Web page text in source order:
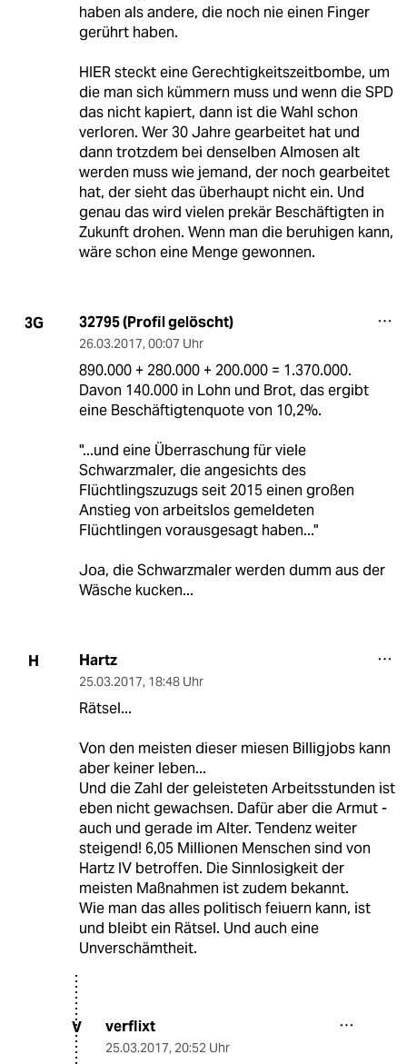
haben als andere, die noch nie einen Finger
gerührt haben.
HIER steckt eine Gerechtigkeitszeitbombe, um
die man sich kümmern muss und wenn die SPD
das nicht kapiert, dann ist die Wahl schon
verloren. Wer 30 Jahre gearbeitet hat und
dann trotzdem bei denselben Almosen alt
werden muss wie jemand, der noch gearbeitet
hat, der sieht das überhaupt nicht ein. Und
genau das wird vielen prekär Beschäftigten in
Zukunft drohen. Wenn man die beruhigen kann,
wäre schon eine Menge gewonnen.
3G 32795 (Profil gelöscht)
26.03.2017, 00:07 Uhr
890.000 + 280.000 + 200.000 = 1.370.000.
Davon 140.000 in Lohn und Brot, das ergibt
eine Beschäftigtenquote von 10,2%.
"...und eine Überraschung für viele
Schwarzmaler, die angesichts des
Flüchtlingszuzugs seit 2015 einen großen
Anstieg von arbeitslos gemeldeten
Flüchtlingen vorausgesagt haben..."
Joa, die Schwarzmaler werden dumm aus der
Wäsche kucken...
H Hartz
25.03.2017, 18:48 Uhr
Rätsel...
Von den meisten dieser miesen Billigjobs kann
aber keiner leben...
Und die Zahl der geleisteten Arbeitsstunden ist
eben nicht gewachsen. Dafür aber die Armut -
auch und gerade im Alter. Tendenz weiter
steigend! 6,05 Millionen Menschen sind von
Hartz IV betroffen. Die Sinnlosigkeit der
meisten Maßnahmen ist zudem bekannt.
Wie man das alles politisch feiuern kann, ist
und bleibt ein Rätsel. Und auch eine
Unverschämtheit.
V verflixt
25.03.2017, 20:52 Uhr